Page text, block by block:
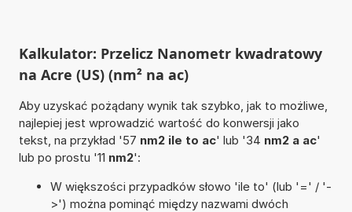
Kalkulator: Przelicz Nanometr kwadratowy
na Acre (US) (nm² na ac)
Aby uzyskać pożądany wynik tak szybko, jak to możliwe,
najlepiej jest wprowadzić wartość do konwersji jako
tekst, na przykład '57 nm2 ile to ac' lub '34 nm2 a ac'
lub po prostu '11 nm2':
W większości przypadków słowo 'ile to' (lub '=' / '-
>') można pominąć między nazwami dwóch